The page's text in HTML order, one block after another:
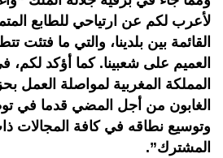
لأعرب لكم عن ارتياحي للطابع
القائمة بين بلدينا، والتي ما فتئت
العميم على شعبينا. كما أؤكد لكم،
المملكة المغربية لمواصلة العمل
الغابون من أجل المضي قدما في
وتوسيع نطاقه في كافة المجالات
المشترك”.